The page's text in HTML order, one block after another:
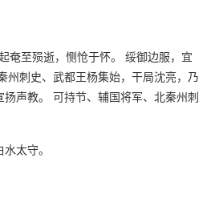
奄至殒逝，恻怆于怀。 绥御边服，宜
州刺史、武都王杨集始，干局沈亮，乃
声教。 可持节、辅国将军、北秦州刺
太守。